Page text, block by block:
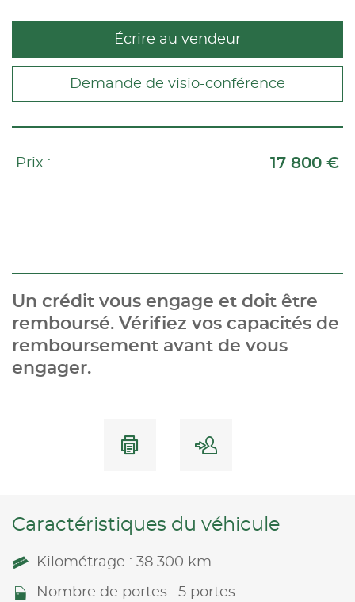
Écrire au vendeur
Demande de visio-conférence
Prix : 17 800 €
Un crédit vous engage et doit être
remboursé. Vérifiez vos capacités de
remboursement avant de vous
engager.
Caractéristiques du véhicule
Kilométrage : 38 300 km
Nombre de portes : 5 portes